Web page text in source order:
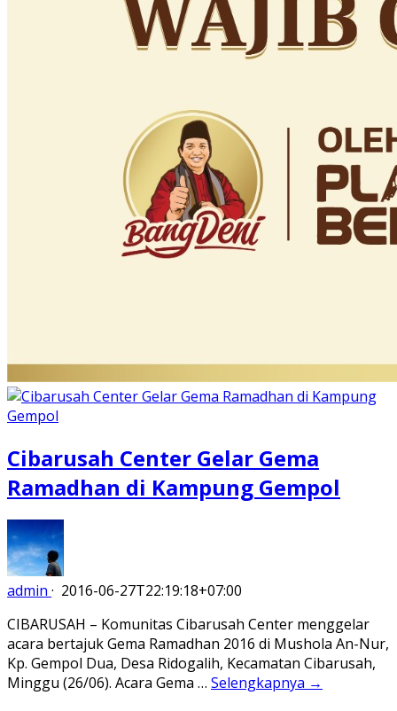
Cibarusah Center Gelar Gema
Ramadhan di Kampung Gempol
admin · 2016-06-27T22:19:18+07:00
CIBARUSAH – Komunitas Cibarusah Center menggelar
acara bertajuk Gema Ramadhan 2016 di Mushola An-Nur,
Kp. Gempol Dua, Desa Ridogalih, Kecamatan Cibarusah,
Minggu (26/06). Acara Gema … Selengkapnya →